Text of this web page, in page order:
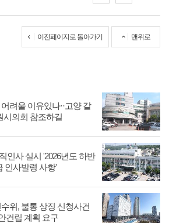
이전페이지로 돌아가기 맨위로
려울 이유있나··고양 같
시의회 참조하길
인사 실시 '2026년도 하반
인사발령 사항'
위, 불통 상징 신청사건
건립 계획 요구